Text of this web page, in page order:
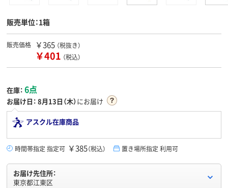
販売単位：1箱
販売価格 ￥365 （税抜き）
￥401 （税込）
在庫： 6点
お届け日： 8月13日（木）にお届け
アスクル在庫商品
時間帯指定 指定可 ￥385（税込） 置き場所指定 利用可
お届け先住所：
東京都江東区